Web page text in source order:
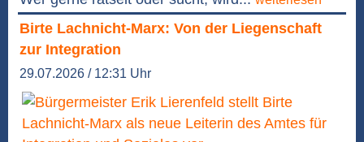
Birte Lachnicht-Marx: Von der Liegenschaft
zur Integration
29.07.2026 / 12:31 Uhr